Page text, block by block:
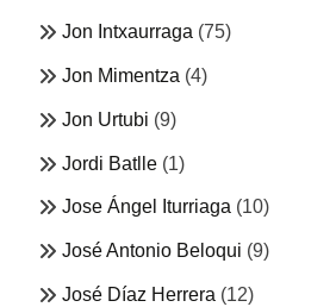
Jon Intxaurraga (75)
Jon Mimentza (4)
Jon Urtubi (9)
Jordi Batlle (1)
Jose Ángel Iturriaga (10)
José Antonio Beloqui (9)
José Díaz Herrera (12)